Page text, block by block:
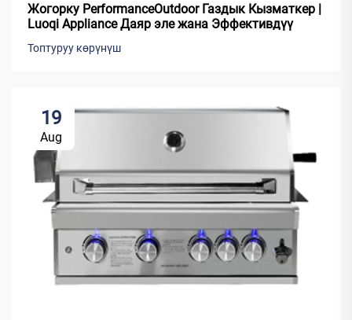
Жогорку PerformanceOutdoor Газдык Кызматкер |
Luoqi Appliance Даяр эле жана Эффективдүү
Топтуруу көрүнүш
19
Aug